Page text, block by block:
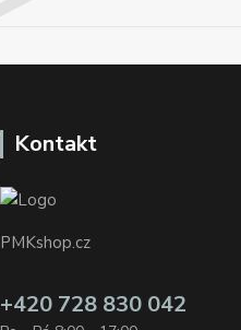
Kontakt
PMKshop.cz
+420 728 830 042